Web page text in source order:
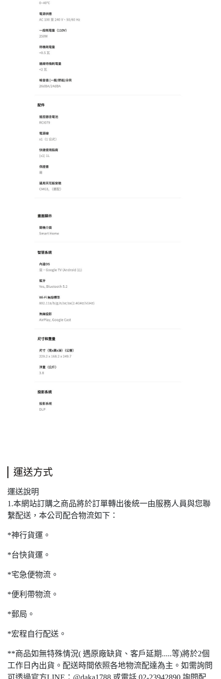
運送方式
運送說明
1.本網站訂購之商品將於訂單轉出後統一由服務人員與您聯
繫配送，本公司配合物流如下：
*神行貨運。
*台快貨運。
*宅急便物流。
*便利帶物流。
*郵局。
*宏程自行配送。
**商品如無特殊情況( 遇原廠缺貨、客戶延期.....等)將於2個
工作日內出貨。配送時間依照各地物流配達為主。如需詢問
可透過官方LINE：@daka1788 或電話 02-23942890 詢問配